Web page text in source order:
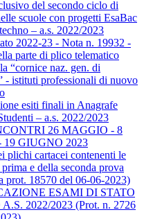
del secondo ciclo di
scuole con progetti EsaBac
– a.s. 2022/2023
2022-23 - Nota n. 19932 -
parte di plico telematico
“cornice naz. gen. di
- istituti professionali di nuovo
esiti finali in Anagrafe
– a.s. 2022/2023
26 MAGGIO - 8
19 GIUGNO 2023
plichi cartacei contenenti le
e della seconda prova
prot. 18570 del 06-06-2023)
ESAMI DI STATO
2022/2023 (Prot. n. 2726